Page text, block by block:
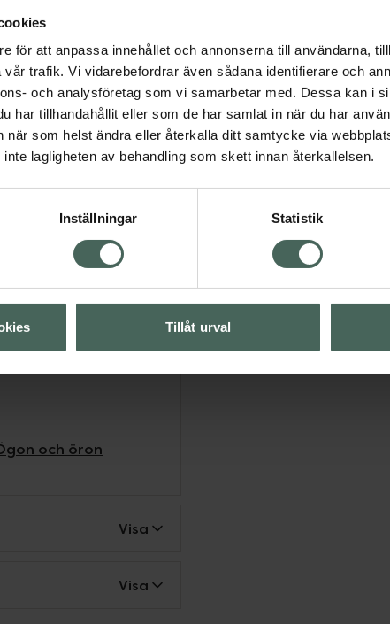
för att anpassa innehållet och annonserna till användarna,
trafik. Vi vidarebefordrar även sådana identifierare och
och analysföretag som vi samarbetar med. Dessa kan i
har tillhandahållit eller som de har samlat in när du har
när som helst ändra eller återkalla ditt samtycke via
lagligheten av behandling som skett innan återkallelsen.
Inställningar Statistik
Tillåt urval
och ektoin
av ögats yta samt
som uppkommer
faktorer,
300 droppar. Hållbar
konserveringsmedel
droppe som inte
och öron
Visa
Visa